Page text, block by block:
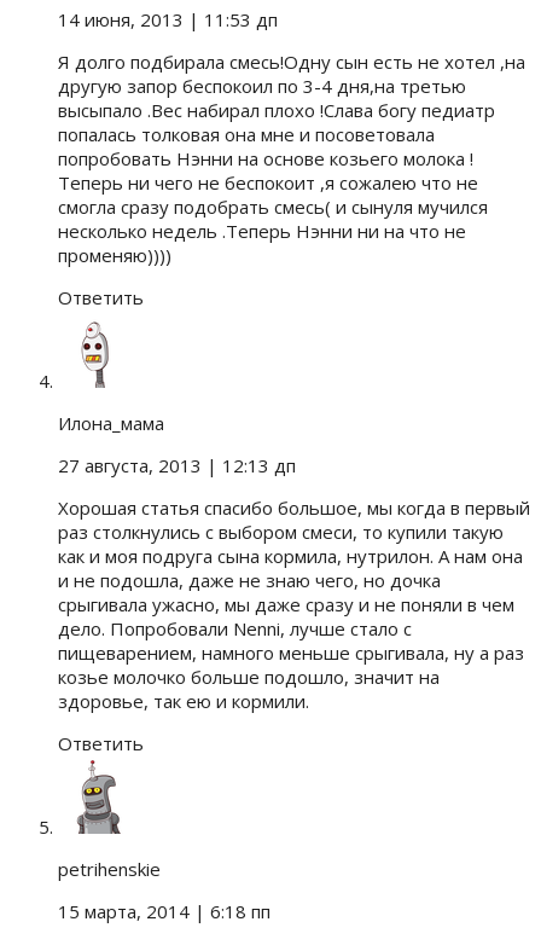
14 июня, 2013 | 11:53 дп
Я долго подбирала смесь!Одну сын есть не хотел ,на
другую запор беспокоил по 3-4 дня,на третью
высыпало .Вес набирал плохо !Слава богу педиатр
попалась толковая она мне и посоветовала
попробовать Нэнни на основе козьего молока !
Теперь ни чего не беспокоит ,я сожалею что не
смогла сразу подобрать смесь( и сынуля мучился
несколько недель .Теперь Нэнни ни на что не
променяю))))
Ответить
Илона_мама
27 августа, 2013 | 12:13 дп
Хорошая статья спасибо большое, мы когда в первый
раз столкнулись с выбором смеси, то купили такую
как и моя подруга сына кормила, нутрилон. А нам она
и не подошла, даже не знаю чего, но дочка
срыгивала ужасно, мы даже сразу и не поняли в чем
дело. Попробовали Nenni, лучше стало с
пищеварением, намного меньше срыгивала, ну а раз
козье молочко больше подошло, значит на
здоровье, так ею и кормили.
Ответить
petrihenskie
15 марта, 2014 | 6:18 пп